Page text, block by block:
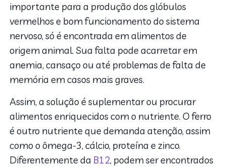
importante para a produção dos glóbulos
vermelhos e bom funcionamento do sistema
nervoso, só é encontrada em alimentos de
origem animal. Sua falta pode acarretar em
anemia, cansaço ou até problemas de falta de
memória em casos mais graves.
Assim, a solução é suplementar ou procurar
alimentos enriquecidos com o nutriente. O ferro
é outro nutriente que demanda atenção, assim
como o ômega-3, cálcio, proteína e zinco.
Diferentemente da B12, podem ser encontrados